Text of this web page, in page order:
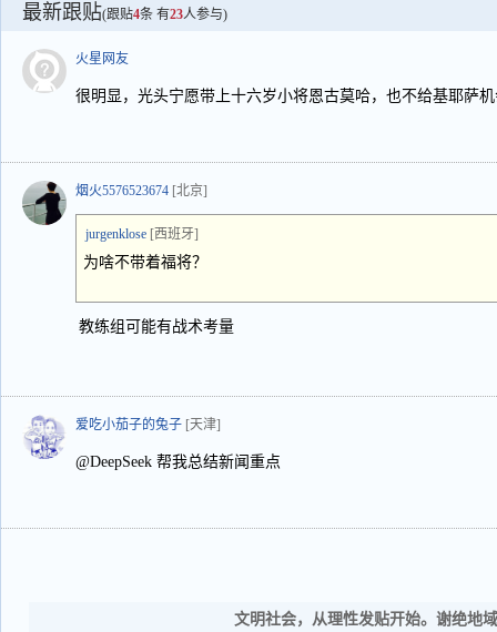
最新跟贴(跟贴4条 有23人参与)
火星网友
很明显，光头宁愿带上十六岁小将恩古莫哈，也不给基耶萨
烟火5576523674 [北京]
jurgenklose [西班牙]
为啥不带着福将？
教练组可能有战术考量
爱吃小茄子的兔子 [天津]
@DeepSeek 帮我总结新闻重点
文明社会，从理性发贴开始。谢绝地